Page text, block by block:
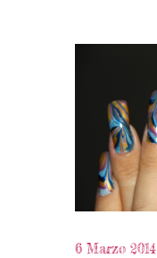
6 Marzo 2014